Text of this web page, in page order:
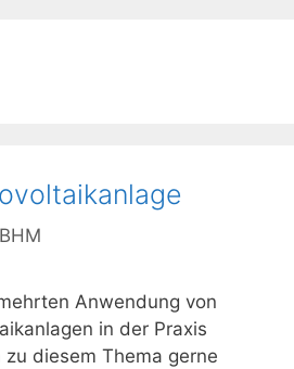
BHM
Anwendung von
in der Praxis
diesem Thema gerne